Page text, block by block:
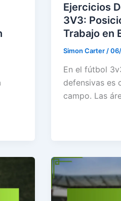
Ejercicios
3V3:
Trabajo en
Simon Carter /
En el fútbol
defensivas es
campo. Las